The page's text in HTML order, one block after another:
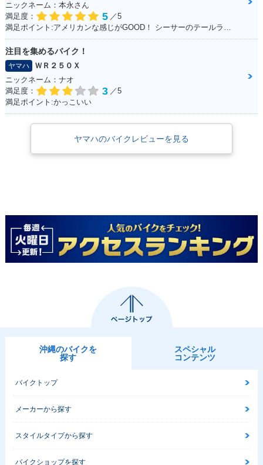
ニックネーム：本永さん
満足度：
5 ／5
満足ポイント:アメリカンな感じがGOOD！ シーサーのテールランプ！70年代のB級チョッパーハンドル！ ブラッドスタイルさんにカスタムしてもらったところすべて！
注目を集めるバイク！
ヤマハ
ＷＲ２５０Ｘ
ニックネーム：ナオ
満足度：
3 ／5
満足ポイント:かっこいい
ヤマハのバイクレビューを見る
沖縄のバイクを
探す
スペシャル
コンテンツ
バイクトップ
メーカーから探す
スタイルタイプから探す
バイクショップを探す